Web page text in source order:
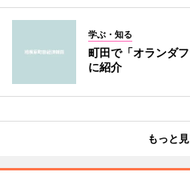
学ぶ・知る
町田で「オランダ
に紹介
もっと